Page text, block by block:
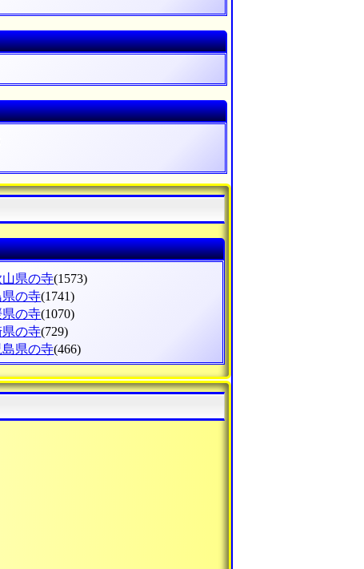
山県の寺(1573)
県の寺(1741)
県の寺(1070)
県の寺(729)
島県の寺(466)